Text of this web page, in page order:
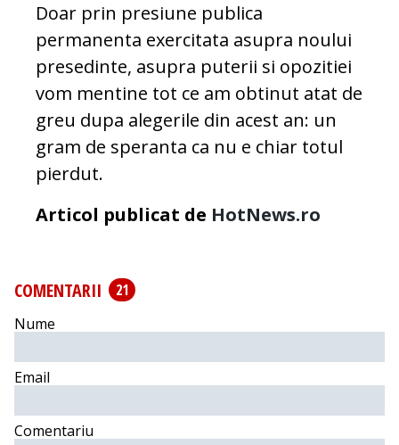
Doar prin presiune publica
permanenta exercitata asupra noului
presedinte, asupra puterii si opozitiei
vom mentine tot ce am obtinut atat de
greu dupa alegerile din acest an: un
gram de speranta ca nu e chiar totul
pierdut.
Articol publicat de HotNews.ro
COMENTARII
21
Nume
Email
Comentariu